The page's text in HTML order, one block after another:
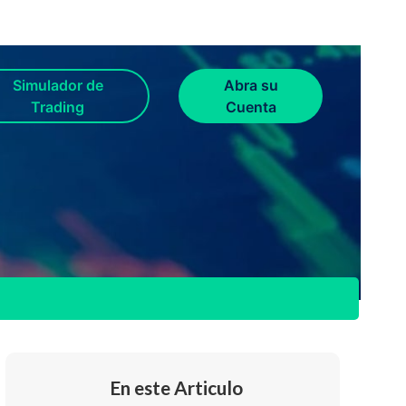
Simulador de
Trading
Abra su
Cuenta
En este Articulo